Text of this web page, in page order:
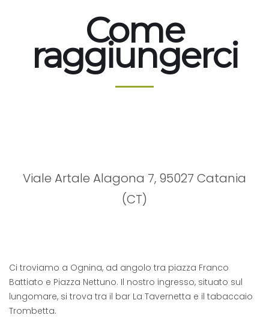
Come
raggiungerci
Viale Artale Alagona 7, 95027 Catania
(CT)
Ci troviamo a Ognina, ad angolo tra piazza Franco
Battiato e Piazza Nettuno. Il nostro ingresso, situato sul
lungomare, si trova tra il bar La Tavernetta e il tabaccaio
Trombetta.